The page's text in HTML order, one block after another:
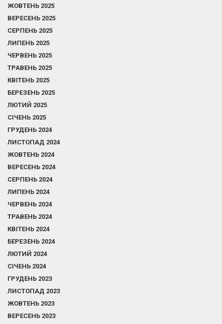
ЖОВТЕНЬ 2025
ВЕРЕСЕНЬ 2025
СЕРПЕНЬ 2025
ЛИПЕНЬ 2025
ЧЕРВЕНЬ 2025
ТРАВЕНЬ 2025
КВІТЕНЬ 2025
БЕРЕЗЕНЬ 2025
ЛЮТИЙ 2025
СІЧЕНЬ 2025
ГРУДЕНЬ 2024
ЛИСТОПАД 2024
ЖОВТЕНЬ 2024
ВЕРЕСЕНЬ 2024
СЕРПЕНЬ 2024
ЛИПЕНЬ 2024
ЧЕРВЕНЬ 2024
ТРАВЕНЬ 2024
КВІТЕНЬ 2024
БЕРЕЗЕНЬ 2024
ЛЮТИЙ 2024
СІЧЕНЬ 2024
ГРУДЕНЬ 2023
ЛИСТОПАД 2023
ЖОВТЕНЬ 2023
ВЕРЕСЕНЬ 2023